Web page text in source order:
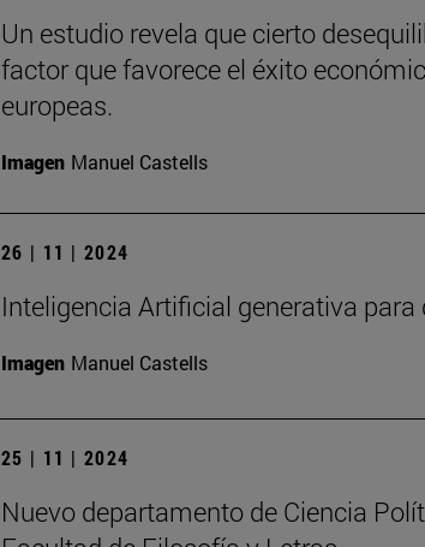
Un estudio revela que cierto
factor que favorece el éxito
europeas.
Imagen Manuel Castells
26 | 11 | 2024
Inteligencia Artificial generativa para
Imagen Manuel Castells
25 | 11 | 2024
Nuevo departamento de Ciencia